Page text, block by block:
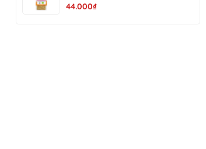
44.000₫